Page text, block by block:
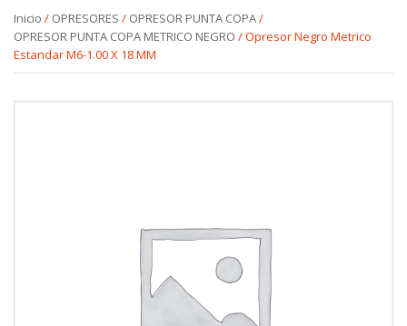
Inicio / OPRESORES / OPRESOR PUNTA COPA/
OPRESOR PUNTA COPA METRICO NEGRO / Opresor Negro Metrico
Estandar M6-1.00 X 18 MM